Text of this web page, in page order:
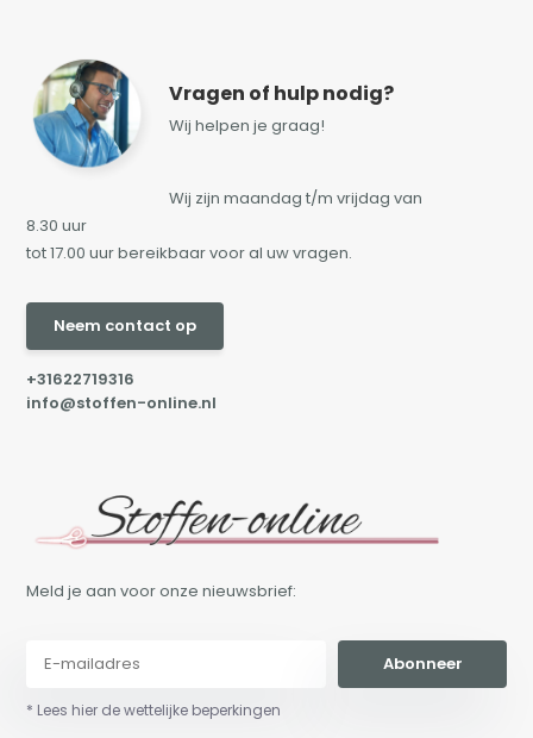
Vragen of hulp nodig?
Wij helpen je graag!
Wij zijn maandag t/m vrijdag van
8.30 uur
tot 17.00 uur bereikbaar voor al uw vragen.
Neem contact op
+31622719316
info@stoffen-online.nl
Meld je aan voor onze nieuwsbrief:
Abonneer
* Lees hier de wettelijke beperkingen